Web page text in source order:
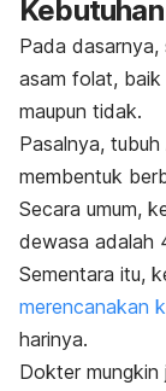
Pada dasarnya,
asam folat, baik
maupun tidak.
Pasalnya,
membentuk
Secara umum,
dewasa adalah
Sementara itu,
merencanakan
harinya.
Dokter mungkin